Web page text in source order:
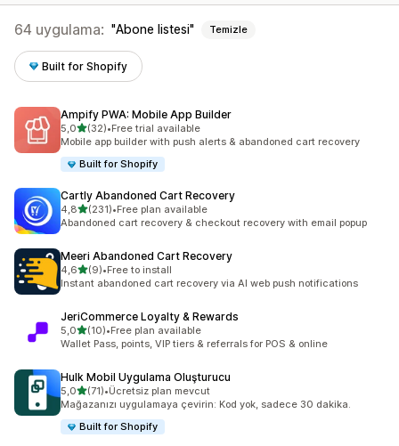
64 uygulama: Abone listesi Temizle
Built for Shopify
Ampify PWA: Mobile App Builder
5,05 yıldız üzerinden
(32)
toplam 32 değerlendirme
•Free trial available
Mobile app builder with push alerts & abandoned cart recovery
Built for Shopify
Cartly Abandoned Cart Recovery
4,85 yıldız üzerinden
(231)
toplam 231 değerlendirme
•Free plan available
Abandoned cart recovery & checkout recovery with email popup
Meeri Abandoned Cart Recovery
4,65 yıldız üzerinden
(9)
toplam 9 değerlendirme
•Free to install
Instant abandoned cart recovery via AI web push notifications
JeriCommerce Loyalty & Rewards
5,05 yıldız üzerinden
(10)
toplam 10 değerlendirme
•Free plan available
Wallet Pass, points, VIP tiers & referrals for POS & online
Hulk Mobil Uygulama Oluşturucu
5,05 yıldız üzerinden
(71)
toplam 71 değerlendirme
•Ücretsiz plan mevcut
Mağazanızı uygulamaya çevirin: Kod yok, sadece 30 dakika.
Built for Shopify